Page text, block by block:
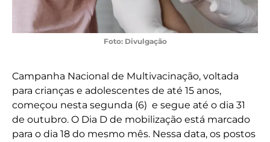
Foto: Divulgação
Campanha Nacional de Multivacinação, voltada
para crianças e adolescentes de até 15 anos,
começou nesta segunda (6) e segue até o dia 31
de outubro. O Dia D de mobilização está marcado
para o dia 18 do mesmo mês. Nessa data, os postos